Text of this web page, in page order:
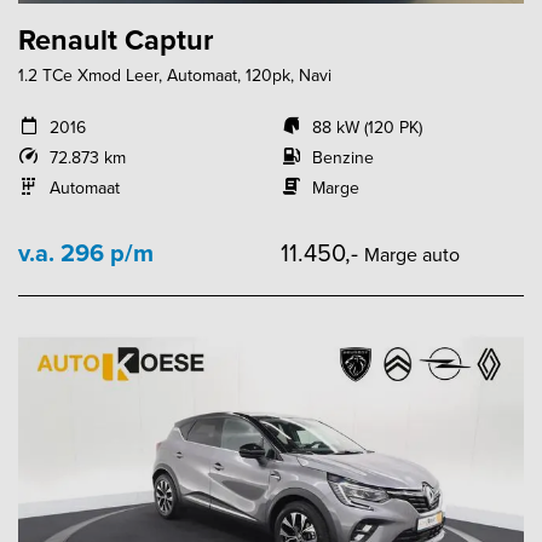
Renault Captur
1.2 TCe Xmod Leer, Automaat, 120pk, Navi
2016
72.873 km
Automaat
88 kW (120 PK)
Benzine
Marge
v.a. 296 p/m 11.450,- Marge auto